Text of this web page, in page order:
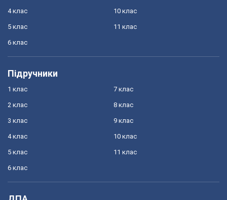
4 клас
5 клас
6 клас
10 клас
11 клас
Підручники
1 клас
2 клас
3 клас
4 клас
5 клас
6 клас
7 клас
8 клас
9 клас
10 клас
11 клас